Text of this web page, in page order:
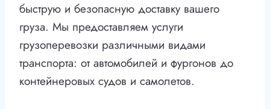
быструю и безопасную доставку вашего
груза. Мы предоставляем услуги
грузоперевозки различными видами
транспорта: от автомобилей и фургонов до
контейнеровых судов и самолетов.